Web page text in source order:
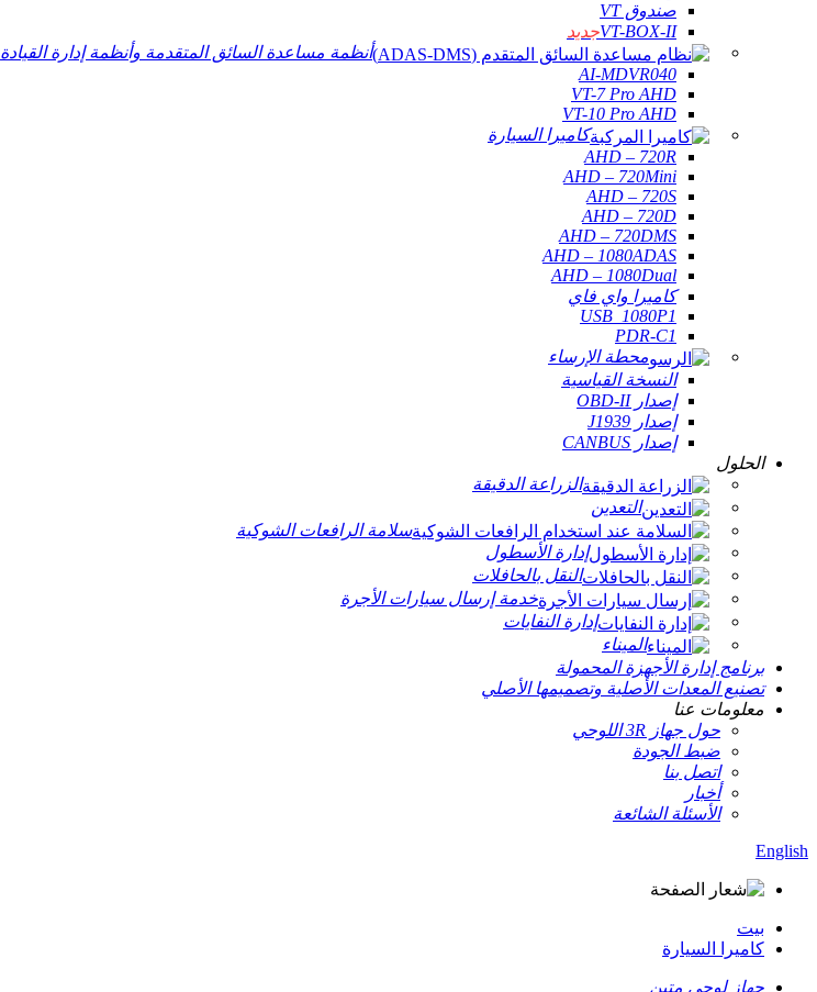
صندوق VT
VT-BOX-IIجديد
أنظمة مساعدة السائق المتقدمة وأنظمة إدارة القيادة
AI-MDVR040
VT-7 Pro AHD
VT-10 Pro AHD
كاميرا السيارة
AHD – 720R
AHD – 720Mini
AHD – 720S
AHD – 720D
AHD – 720DMS
AHD – 1080ADAS
AHD – 1080Dual
كاميرا واي فاي
USB_1080P1
PDR-C1
محطة الإرساء
النسخة القياسية
إصدار OBD-II
إصدار J1939
إصدار CANBUS
الحلول
الزراعة الدقيقة
التعدين
سلامة الرافعات الشوكية
إدارة الأسطول
النقل بالحافلات
خدمة إرسال سيارات الأجرة
إدارة النفايات
الميناء
برنامج إدارة الأجهزة المحمولة
تصنيع المعدات الأصلية وتصميمها الأصلي
معلومات عنا
حول جهاز 3R اللوحي
ضبط الجودة
اتصل بنا
أخبار
الأسئلة الشائعة
English
بيت
كاميرا السيارة
جهاز لوحي متين